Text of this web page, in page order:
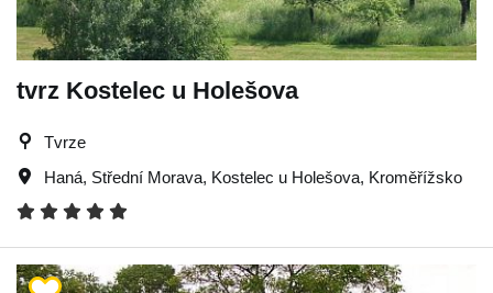
tvrz Kostelec u Holešova
Tvrze
Haná, Střední Morava, Kostelec u Holešova, Kroměřížsko